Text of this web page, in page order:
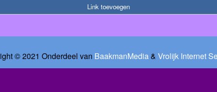
Link toevoegen
© 2021 Onderdeel van BaakmanMedia& Vrolijk Internet